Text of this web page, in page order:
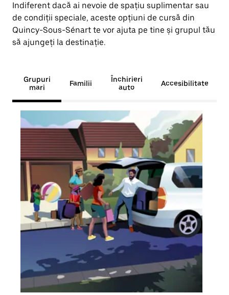
Indiferent dacă ai nevoie de spațiu suplimentar sau
de condiții speciale, aceste opțiuni de cursă din
Quincy-Sous-Sénart te vor ajuta pe tine și grupul tău
să ajungeți la destinație.
Grupuri
mari
Familii
Închirieri
auto
Accesibilitate